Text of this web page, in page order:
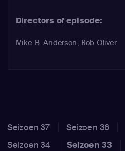
Directors of episode:
Mike B. Anderson, Rob Oliver
Seizoen 37 Seizoen 36
Seizoen 34
Seizoen 33